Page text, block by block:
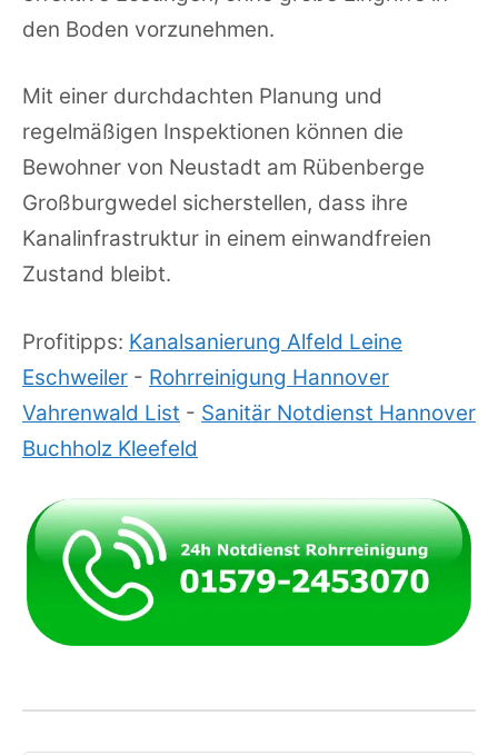
den Boden vorzunehmen.
Mit einer durchdachten Planung und
regelmäßigen Inspektionen können die
Bewohner von Neustadt am Rübenberge
Großburgwedel sicherstellen, dass ihre
Kanalinfrastruktur in einem einwandfreien
Zustand bleibt.
Profitipps: Kanalsanierung Alfeld Leine
Eschweiler - Rohrreinigung Hannover
Vahrenwald List - Sanitär Notdienst Hannover
Buchholz Kleefeld